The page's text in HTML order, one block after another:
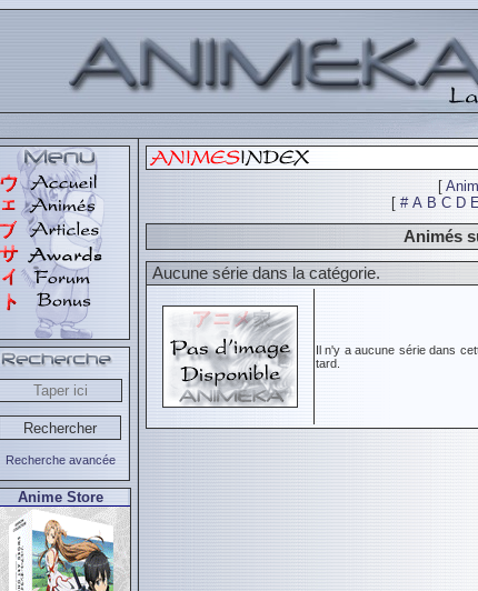
Recherche avancée
Anime Store
[
[ # A B C D E
Animés
Aucune série dans la catégorie.
Il n'y a aucune série dans
tard.